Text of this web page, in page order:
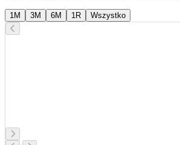
1M 3M 6M 1R Wszystko